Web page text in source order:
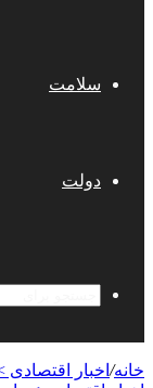
سلامت
دولت
خانه/ اخبار